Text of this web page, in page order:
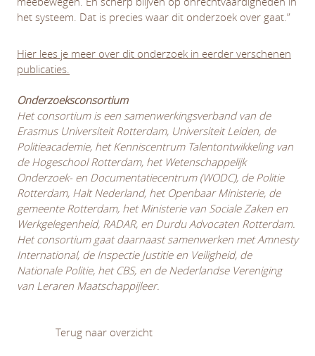
het systeem. Dat is precies waar dit onderzoek over gaat.”
Hier lees je meer over dit onderzoek in eerder verschenen
publicaties.
Onderzoeksconsortium
Het consortium is een samenwerkingsverband van de
Erasmus Universiteit Rotterdam, Universiteit Leiden, de
Politieacademie, het Kenniscentrum Talentontwikkeling van
de Hogeschool Rotterdam, het Wetenschappelijk
Onderzoek- en Documentatiecentrum (WODC), de Politie
Rotterdam, HaltNederland, het Openbaar Ministerie, de
gemeente Rotterdam, het Ministerie van Sociale Zaken en
Werkgelegenheid, RADAR, en Durdu Advocaten Rotterdam.
Het consortium gaat daarnaast samenwerken met Amnesty
International, de Inspectie Justitie en Veiligheid, de
Nationale Politie, het CBS, en de Nederlandse Vereniging
van Leraren Maatschappijleer.
Terug naar overzicht